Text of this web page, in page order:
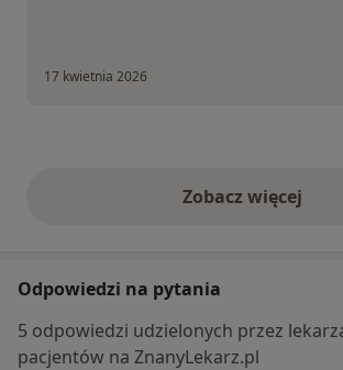
17 kwietnia 2026
Zobacz więcej
opinie
Odpowiedzi na pytania
5 odpowiedzi udzielonych przez
pacjentów na ZnanyLekarz.pl